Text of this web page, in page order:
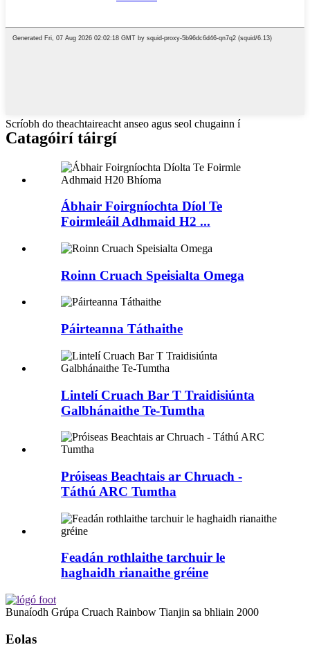
Scríobh do theachtaireacht anseo agus seol chugainn í
Catagóirí táirgí
Ábhair Foirgníochta Díol Te
Foirmleáil Adhmaid H2 ...
Roinn Cruach Speisialta Omega
Páirteanna Táthaithe
Lintelí Cruach Bar T Traidisiúnta
Galbhánaithe Te-Tumtha
Próiseas Beachtais ar Chruach -
Táthú ARC Tumtha
Feadán rothlaithe tarchuir le
haghaidh rianaithe gréine
Bunaíodh Grúpa Cruach Rainbow Tianjin sa bhliain 2000
Eolas